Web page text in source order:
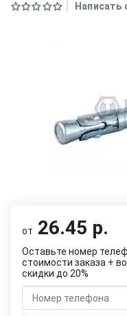
Написать
от 26.45 р.
Оставьте номер
стоимости заказа +
скидки до 20%